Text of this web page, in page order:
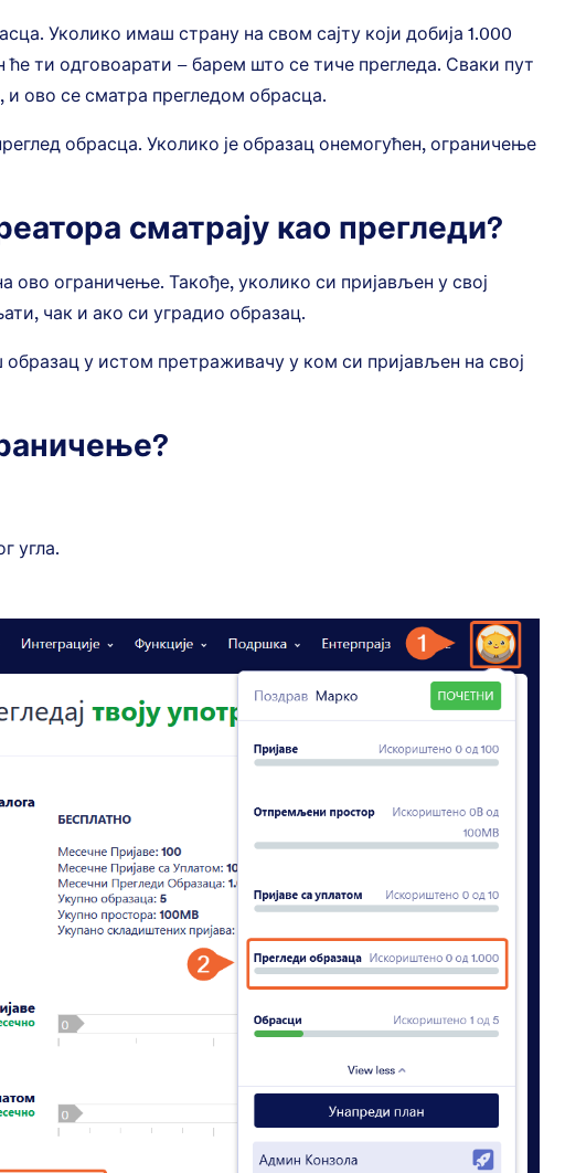
Уколико имаш страну на свом сајту који добија 1.000
ти одговоарати – барем што се тиче прегледа. Сваки пут
и ово се сматра прегледом обрасца.
обрасца. Уколико је образац онемогућен, ограничење
сматрају као прегледи?
ово ограничење. Такође, уколико си пријављен у свој
чак и ако си уградио образац.
у истом претраживачу у ком си пријављен на свој
угла.